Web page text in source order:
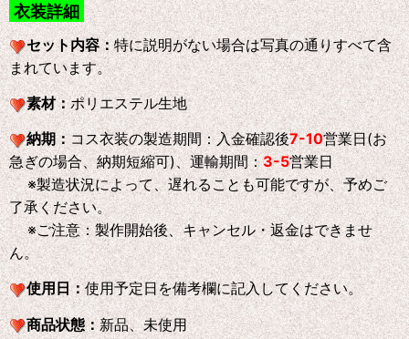
衣装詳細
セット内容：特に説明がない場合は写真の通りすべて含
まれています。
素材：ポリエステル生地
納期：コス衣装の製造期間：入金確認後7-10営業日(お
急ぎの場合、納期短縮可)、運輸期間：3-5営業日
※製造状況によって、遅れることも可能ですが、予めご
了承ください。
※ご注意：製作開始後、キャンセル・返金はできませ
ん。
使用日：使用予定日を備考欄に記入してください。
商品状態：新品、未使用